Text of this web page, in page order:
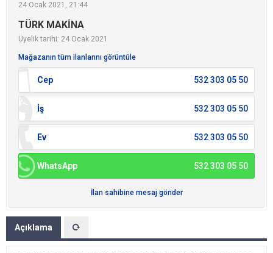
24 Ocak 2021, 21:44
TÜRK MAKİNA
Üyelik tarihi: 24 Ocak 2021
Mağazanın tüm ilanlarını görüntüle
Cep 532 303 05 50
İş 532 303 05 50
Ev 532 303 05 50
WhatsApp 532 303 05 50
İlan sahibine mesaj gönder
Açıklama